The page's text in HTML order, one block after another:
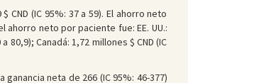
CND (IC 95%: 37 a 59). El ahorro neto
ahorro neto por paciente fue: EE. UU.:
80,9); Canadá: 1,72 millones $ CND (IC
neta de 266 (IC 95%: 46-377)